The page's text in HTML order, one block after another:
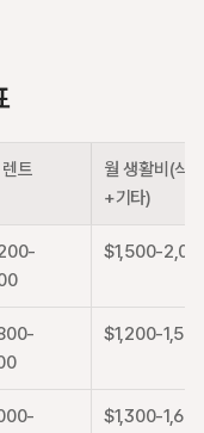
트
월 생활비(식비
+기타)
$1,500-
$1,200-1,500
$1,300-1,600